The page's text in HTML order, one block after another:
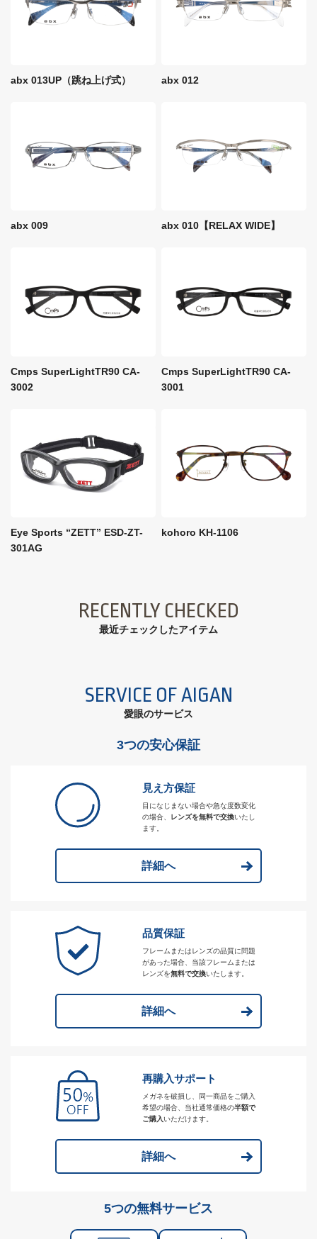
abx 013UP（跳ね上げ式） abx 012
abx 009 abx 010【RELAX WIDE】
Cmps SuperLightTR90 CA-
3002
Cmps SuperLightTR90 CA-
3001
Eye Sports “ZETT” ESD-ZT-
301AG
kohoro KH-1106
RECENTLY CHECKED
最近チェックしたアイテム
SERVICE OF AIGAN
愛眼のサービス
3つの安心保証
見え方保証
目になじまない場合や急な度数変化
の場合、
レンズを無料で交換いたし
ます。
詳細へ
品質保証
フレームまたはレンズの品質に問題
があった場合、当該フレームまたは
レンズを無料で交換いたします。
詳細へ
再購入サポート
メガネを破損し、同一商品をご購入
希望の場合、当社通常価格の半額で
ご購入いただけます。
詳細へ
5つの無料サービス